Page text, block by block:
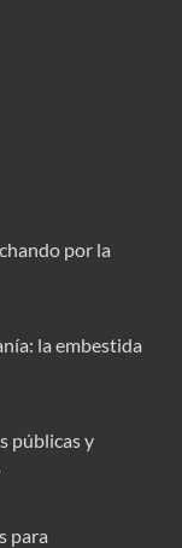
por la
la embestida
públicas y
para